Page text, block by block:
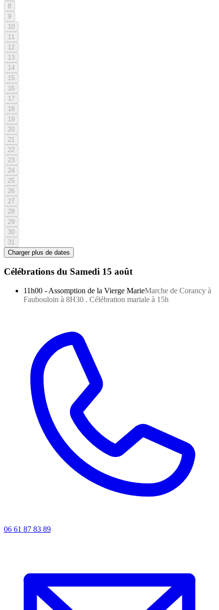
8
9
10
11
12
13
14
15
16
17
18
19
20
21
22
23
24
25
26
27
28
29
30
31
Charger plus de dates
Célébrations du Samedi 15 août
11h00 - Assomption de la Vierge MarieMarche de Corancy à
Faubouloin à 8H30 . Célébration mariale à 15h
06 61 87 83 89